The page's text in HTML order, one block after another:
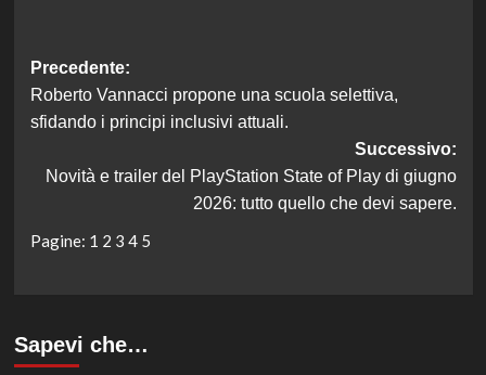
Navigazione
articolo
Precedente:
Roberto Vannacci propone una scuola selettiva,
sfidando i principi inclusivi attuali.
Successivo:
Novità e trailer del PlayStation State of Play di giugno
2026: tutto quello che devi sapere.
Pagine: 1 2 3 4 5
Sapevi che…